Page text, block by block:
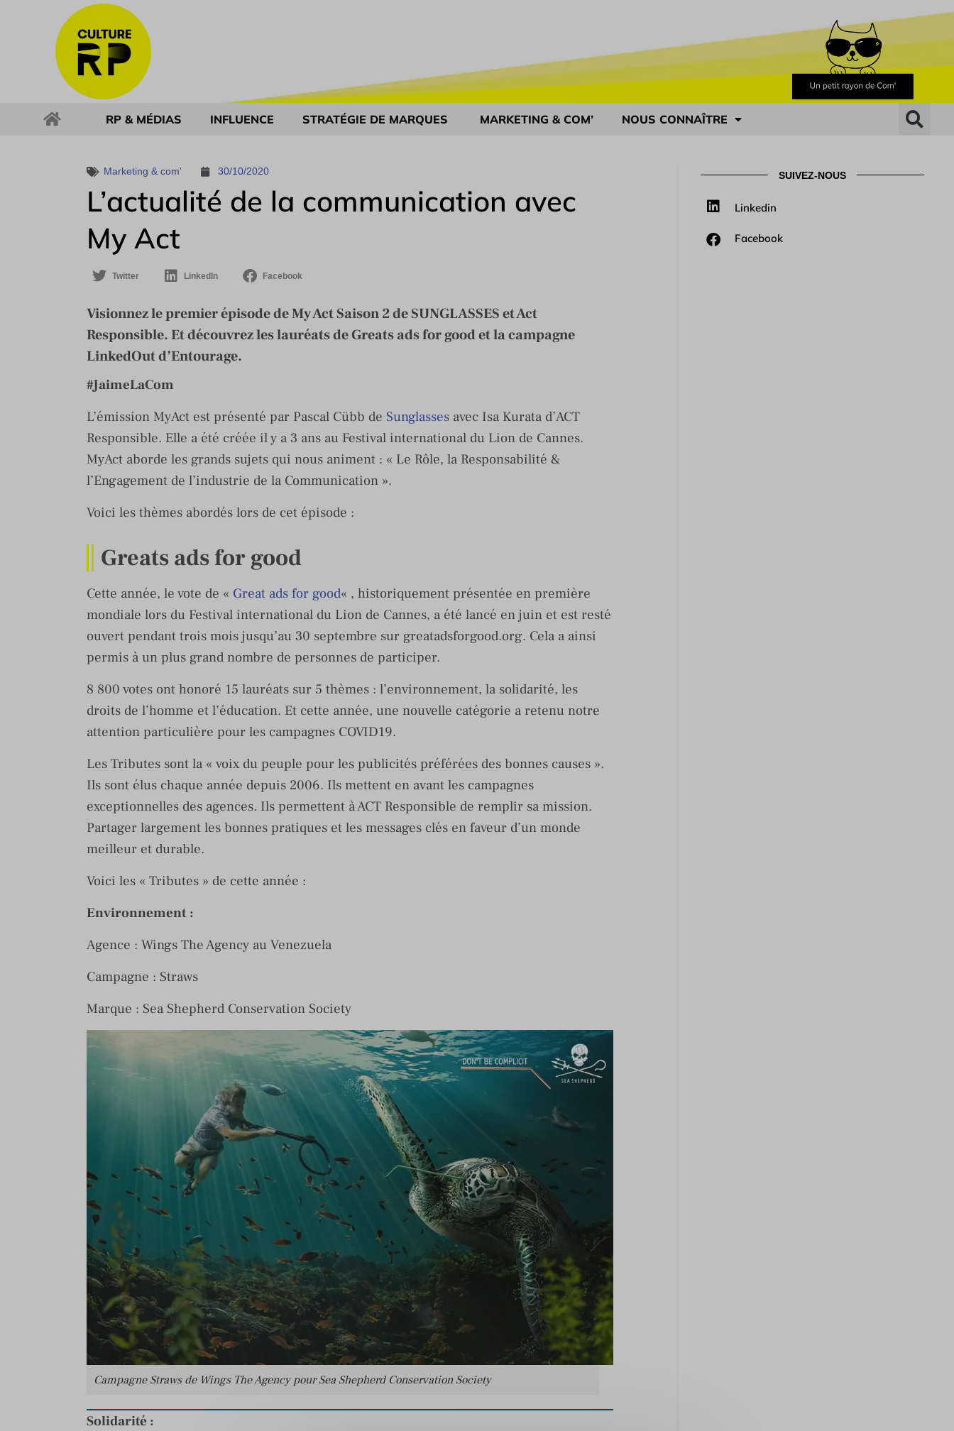
RP & MÉDIAS INFLUENCE STRATÉGIE DE MARQUES MARKETING & COM’ NOUS CONNAÎTRE
Marketing & com' 30/10/2020
L’actualité de la communication avec
My Act
Twitter LinkedIn Facebook
Visionnez le premier épisode de My Act Saison 2 de SUNGLASSES et Act
Responsible. Et découvrez les lauréats de Greats ads for good et la campagne
LinkedOut d’Entourage.
#JaimeLaCom
L’émission MyAct est présenté par Pascal Cübb de Sunglasses avec Isa Kurata d’ACT
Responsible. Elle a été créée il y a 3 ans au Festival international du Lion de Cannes.
MyAct aborde les grands sujets qui nous animent : « Le Rôle, la Responsabilité &
l’Engagement de l’industrie de la Communication ».
Voici les thèmes abordés lors de cet épisode :
Greats ads for good
Cette année, le vote de « Great ads for good« , historiquement présentée en première
mondiale lors du Festival international du Lion de Cannes, a été lancé en juin et est resté
ouvert pendant trois mois jusqu’au 30 septembre sur greatadsforgood.org. Cela a ainsi
permis à un plus grand nombre de personnes de participer.
8 800 votes ont honoré 15 lauréats sur 5 thèmes : l’environnement, la solidarité, les
droits de l’homme et l’éducation. Et cette année, une nouvelle catégorie a retenu notre
attention particulière pour les campagnes COVID19.
Les Tributes sont la « voix du peuple pour les publicités préférées des bonnes causes ».
Ils sont élus chaque année depuis 2006. Ils mettent en avant les campagnes
exceptionnelles des agences. Ils permettent à ACT Responsible de remplir sa mission.
Partager largement les bonnes pratiques et les messages clés en faveur d’un monde
meilleur et durable.
Voici les « Tributes » de cette année :
Environnement :
Agence : Wings The Agency au Venezuela
Campagne : Straws
Marque : Sea Shepherd Conservation Society
Campagne Straws de Wings The Agency pour Sea Shepherd Conservation Society
Solidarité :
SUIVEZ-NOUS
Linkedin
Facebook